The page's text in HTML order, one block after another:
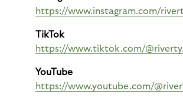
https://www.instagram.com/
TikTok
https://www.tiktok.com/
YouTube
https://www.youtube.com/